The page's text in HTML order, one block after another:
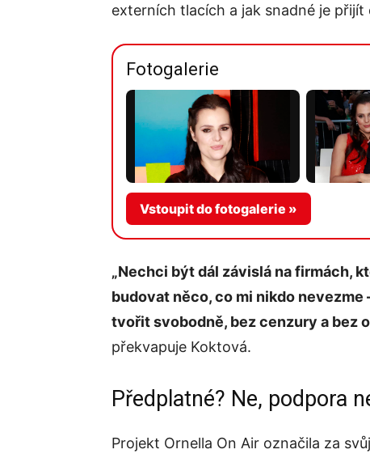
externích tlacích a jak snadné je
Fotogalerie
Vstoupit do fotogalerie »
„Nechci být dál závislá na firmách,
budovat něco, co mi nikdo nevezme
tvořit svobodně, bez cenzury a bez
překvapuje Koktová.
Předplatné? Ne, podpora
Projekt Ornella On Air označila za